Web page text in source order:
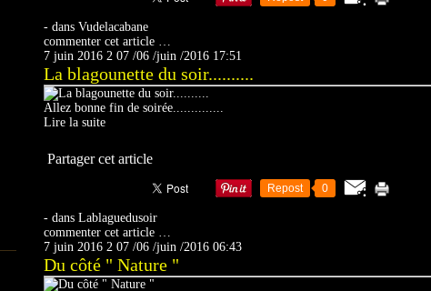
- dans Vudelacabane
commenter cet article …
7 juin 2016 2 07 /06 /juin /2016 17:51
La blagounette du soir..........
Allez bonne fin de soirée..............
Lire la suite
Partager cet article
Repost 0
- dans Lablaguedusoir
commenter cet article …
7 juin 2016 2 07 /06 /juin /2016 06:43
Du côté " Nature "